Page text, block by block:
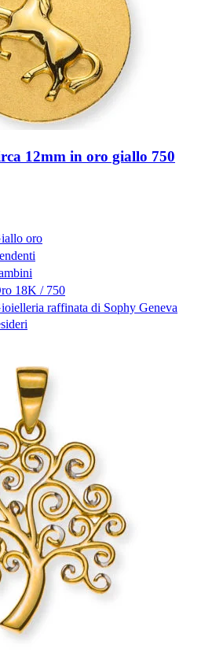
12mm in oro giallo 750
oro
18K / 750
raffinata di Sophy Geneva